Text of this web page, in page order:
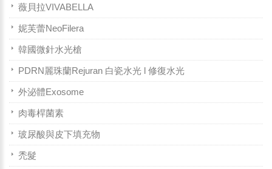
薇貝拉VIVABELLA
妮芙蕾NeoFilera
韓國微針水光槍
PDRN麗珠蘭Rejuran 白瓷水光 l 修復水光
外泌體Exosome
肉毒桿菌素
玻尿酸與皮下填充物
禿髮